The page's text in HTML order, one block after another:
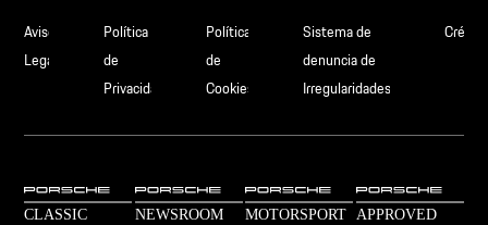
Aviso
Legal
Política
de
Privacidad
Política
de
Cookies
Sistema de
denuncia de
Irregularidades